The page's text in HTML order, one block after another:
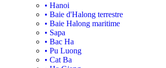
• Hanoi
• Baie d'Halong terrestre
• Baie Halong maritime
• Sapa
• Bac Ha
• Pu Luong
• Cat Ba